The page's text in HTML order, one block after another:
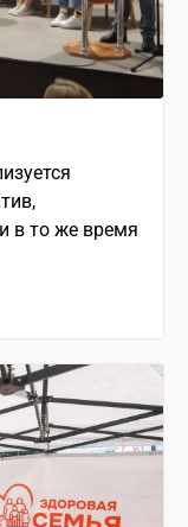
в то же время